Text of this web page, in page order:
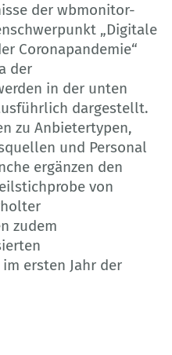
der wbmonitor-
„Digitale
Coronapandemie“
der
in der unten
dargestellt.
zu Anbietertypen,
und Personal
ergänzen den
von
zudem
ersten Jahr der